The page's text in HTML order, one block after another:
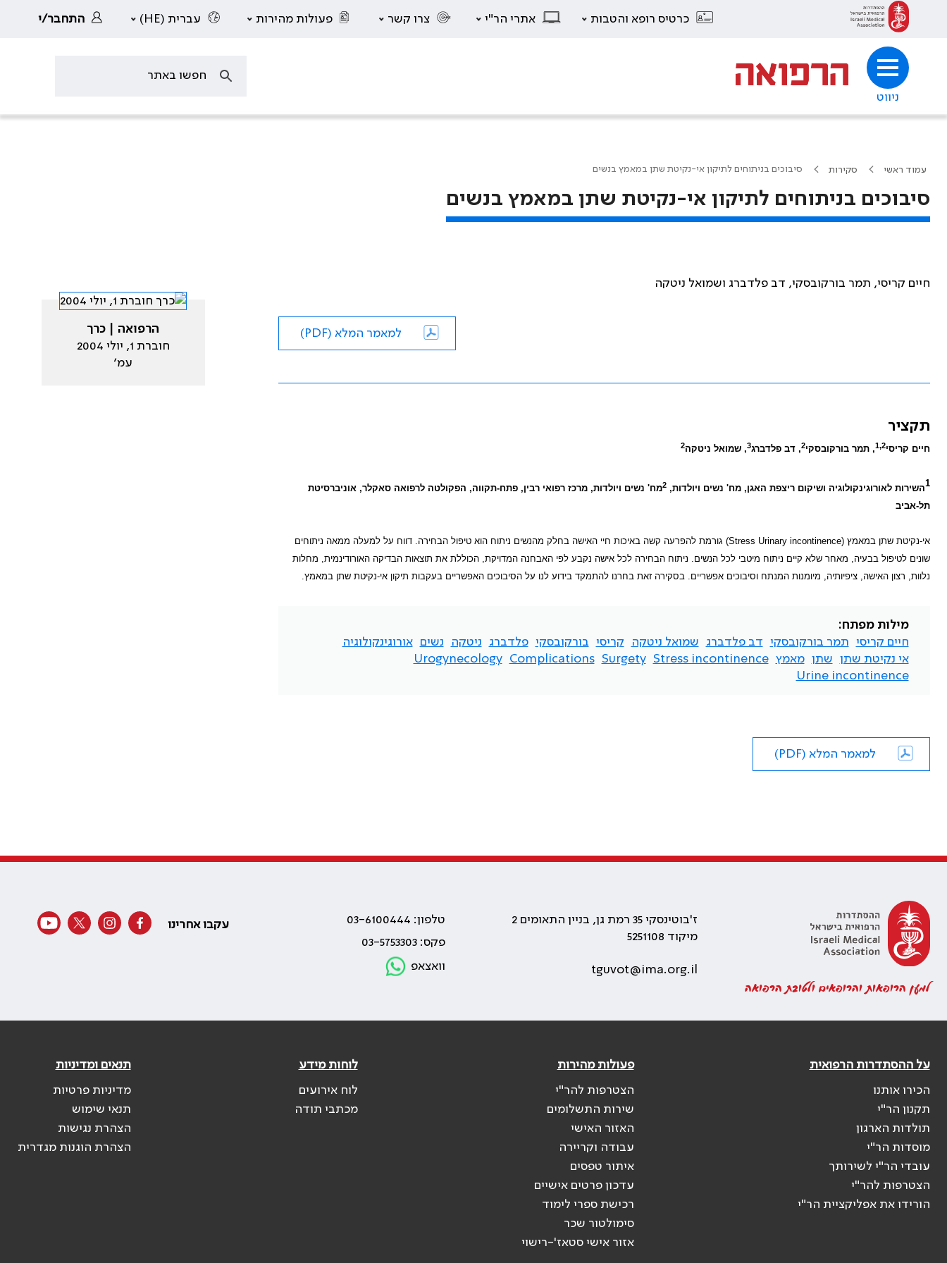
כרטיס רופא והטבות אתרי הר"י צרו קשר פעולות מהירות עברית (HE) התחבר/י
ניווט
עמוד ראשי סקירות סיבוכים בניתוחים לתיקון אי-נקיטת שתן במאמץ בנשים
סיבוכים בניתוחים לתיקון אי-נקיטת שתן במאמץ בנשים
חיים קריסי, תמר בורקובסקי, דב פלדברג ושמואל ניטקה
למאמר המלא (PDF)
תקציר
חיים קריסי1,2, תמר בורקובסקי2, דב פלדברג3, שמואל ניטקה2
1השירות לאורוגינקולוגיה ושיקום ריצפת האגן, מח' נשים ויולדות,2מח' נשים ויולדות, מרכז רפואי רבין, פתח-תקווה, הפקולטה לרפואה סאקלר, אוניברסיטת
תל-אביב
אי-נקיטת שתן במאמץ (Stress Urinary incontinence) גורמת להפרעה קשה באיכות חיי האישה בחלק מהנשים ניתוח הוא טיפול הבחירה. דווח על למעלה ממאה ניתוחים
שונים לטיפול בבעיה, מאחר שלא קיים ניתוח מיטבי לכל הנשים. ניתוח הבחירה לכל אישה נקבע לפי האבחנה המדויקת, הכוללת את תוצאות הבדיקה האורודינמית, מחלות
נלוות, רצון האישה, ציפיותיה, מיומנות המנתח וסיבוכים אפשריים. בסקירה זאת בחרנו להתמקד בידוע לנו על הסיבוכים האפשריים בעקבות תיקון אי-נקיטת שתן במאמץ.
מילות מפתח:
חיים קריסי
תמר בורקובסקי דב פלדברג שמואל ניטקה קריסי בורקובסקי פלדברג ניטקה נשים
אורוגינקולוגיה
אי נקיטת שתן
שתן מאמץ Stress incontinence
Surgety
Complications
Urogynecology
Urine incontinence
למאמר המלא (PDF)
הרפואה | כרך
חוברת 1, יולי 2004
עמ׳
למען הרופאות והרופאים ולטובת הרפואה
ז'בוטינסקי 35 רמת גן, בניין התאומים 2
מיקוד 5251108
tguvot@ima.org.il
טלפון: 03-6100444
פקס: 03-5753303
וואצאפ
עקבו אחרינו
על ההסתדרות הרפואית
הכירו אותנו
תקנון הר"י
תולדות הארגון
מוסדות הר"י
עובדי הר"י לשירותך
הצטרפות להר"י
הורידו את אפליקציית הר"י
פעולות מהירות
הצטרפות להר"י
שירות התשלומים
האזור האישי
עבודה וקריירה
איתור טפסים
עדכון פרטים אישיים
רכישת ספרי לימוד
סימולטור שכר
אזור אישי סטאז'-רישוי
לוחות מידע
לוח אירועים
מכתבי תודה
תנאים ומדיניות
מדיניות פרטיות
תנאי שימוש
הצהרת נגישות
הצהרת הוגנות מגדרית